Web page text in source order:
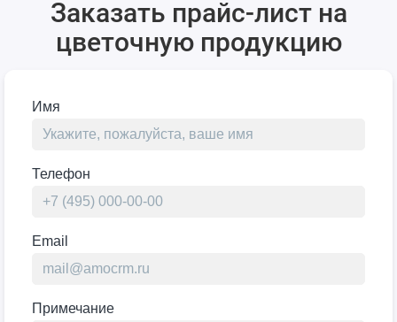
Заказать прайс-лист на
цветочную продукцию